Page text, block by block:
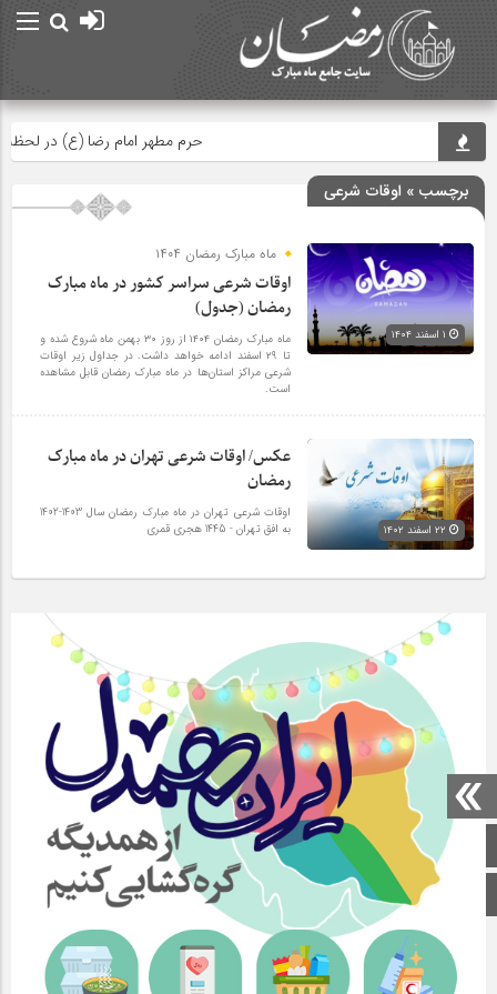
صفحه اصلی
اینستاگرام
حرم مطهر امام رضا (ع) در لحظه
برچسب » اوقات شرعی
ماه مبارک رمضان ۱۴۰۴
اوقات شرعی سراسر کشور در ماه مبارک
رمضان (جدول)
ماه مبارک رمضان ۱۴۰۴ از روز ۳۰ بهمن ماه شروع شده و
تا ۲۹ اسفند ادامه خواهد داشت. در جداول زیر اوقات
شرعی مراکز استان‌ها در ماه مبارک رمضان قابل مشاهده
است.
عکس/ اوقات شرعی تهران در ماه مبارک
رمضان
اوقات شرعی تهران در ماه مبارک رمضان سال 1403-1402
به افق تهران - 1445 هجری قمری